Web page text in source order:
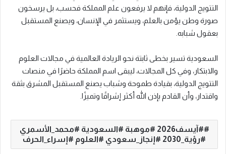
التتويج الدولية، فإنهم لا يرفعون علم المملكة فحسب، بل يرسخون
صورة وطن يؤمن بالعلم، ويستثمر في الإنسان، ويصنع المستقبل
بعقول شبابه.
السعودية تسير بخطى ثابتة نحو الريادة العالمية في مجالات العلوم
والابتكار، وفي كل المجالات، ليبقى اسم المملكة حاضرًا في منصات
التتويج الدولية، بقيادة طموحة وشباب يصنع المستقبل المشرق بثقة
واقتدار، وأن القادم بإذن الله أكثر إشراقًا وتميزًا.
#آيسف2026 #موهبة #السعودية #محمد_الأسمري
#رؤية_2030 #إنجاز_سعودي #العلوم #إسراء_الحرف